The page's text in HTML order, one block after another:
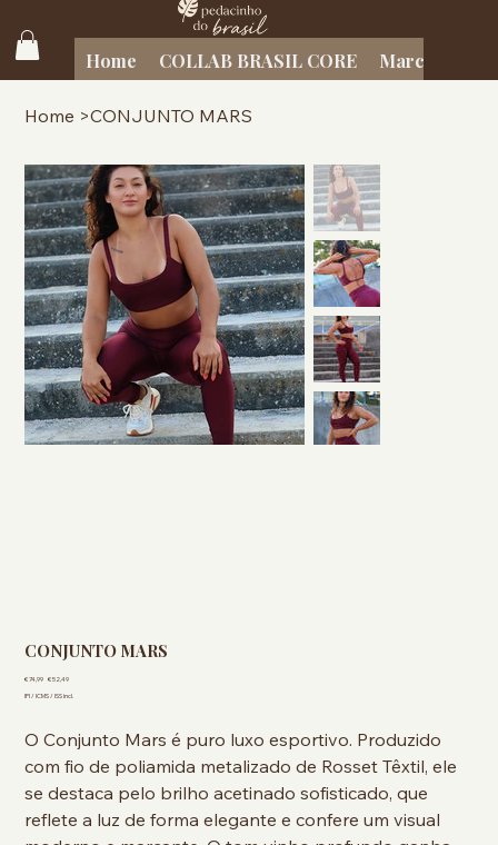
Home COLLAB BRASIL CORE Marcas
Home >CONJUNTO MARS
CONJUNTO MARS
Preço
original
€ 74,99 Preço
promocional
€ 52,49
IPI / ICMS / ISS incl.
O Conjunto Mars é puro luxo esportivo. Produzido
com fio de poliamida metalizado de Rosset Têxtil, ele
se destaca pelo brilho acetinado sofisticado, que
reflete a luz de forma elegante e confere um visual